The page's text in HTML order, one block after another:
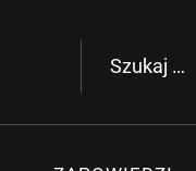
Szukaj: